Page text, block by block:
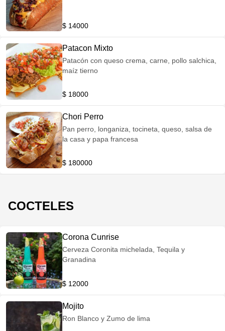
$ 14000
Patacon Mixto
Patacón con queso crema, carne, pollo salchica,
maíz tierno
$ 18000
Chori Perro
Pan perro, longaniza, tocineta, queso, salsa de
la casa y papa francesa
$ 180000
COCTELES
Corona Cunrise
Cerveza Coronita michelada, Tequila y
Granadina
$ 12000
Mojito
Ron Blanco y Zumo de lima